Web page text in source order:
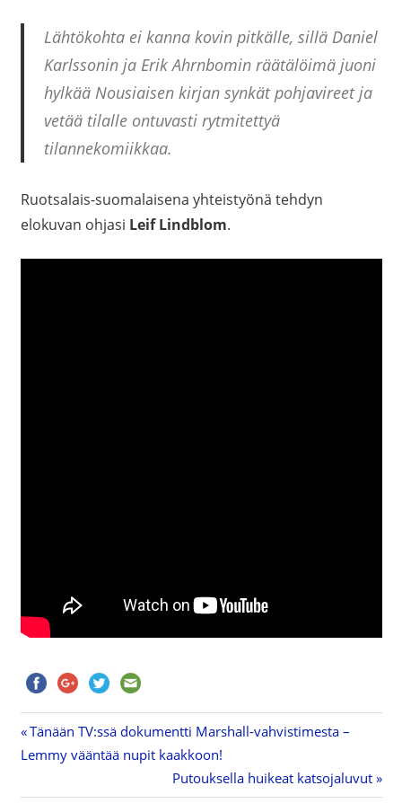
Lähtökohta ei kanna kovin pitkälle, sillä Daniel
Karlssonin ja Erik Ahrnbomin räätälöimä juoni
hylkää Nousiaisen kirjan synkät pohjavireet ja
vetää tilalle ontuvasti rytmitettyä
tilannekomiikkaa.
Ruotsalais-suomalaisena yhteistyönä tehdyn
elokuvan ohjasi Leif Lindblom.
Artikkelien
selaus
Previous
Post:
Tänään TV:ssä dokumentti Marshall-vahvistimesta –
Lemmy vääntää nupit kaakkoon!
Next
Post:
Putouksella huikeat katsojaluvut